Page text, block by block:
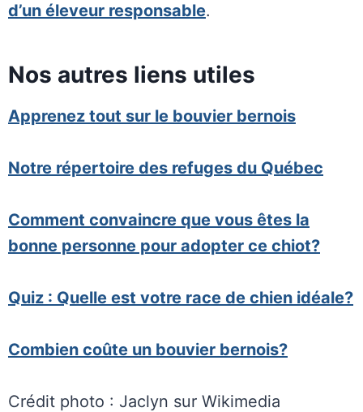
d’un éleveur responsable.
Nos autres liens utiles
Apprenez tout sur le bouvier bernois
Notre répertoire des refuges du Québec
Comment convaincre que vous êtes la
bonne personne pour adopter ce chiot?
Quiz : Quelle est votre race de chien idéale?
Combien coûte un bouvier bernois?
Crédit photo : Jaclyn sur Wikimedia